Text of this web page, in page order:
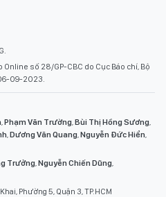
số 28/GP-CBC do Cục Báo chí, Bộ
09-2023.
Phạm Văn Trường Bùi Thị Hồng Sương
Dương Văn Quang Nguyễn Đức Hiển
Trưởng Nguyễn Chiến Dũng
Phường 5, Quận 3, TP.HCM